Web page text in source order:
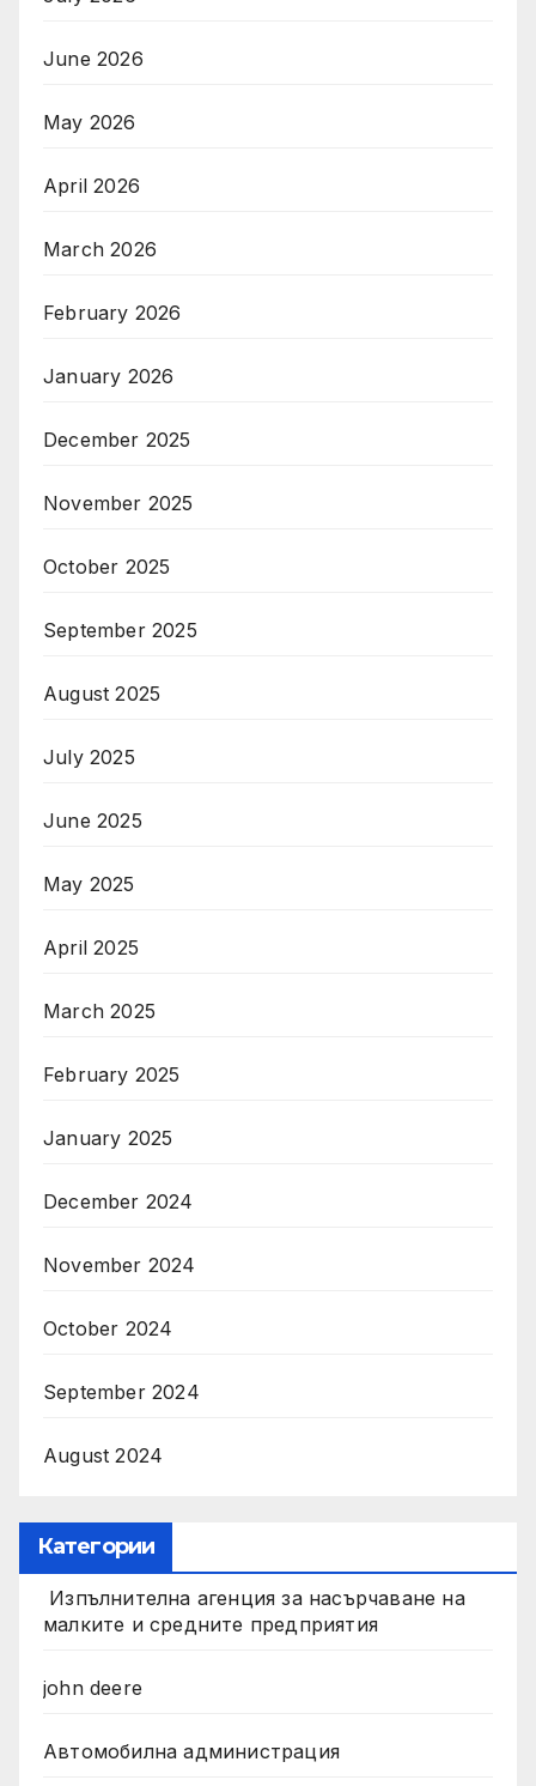
June 2026
May 2026
April 2026
March 2026
February 2026
January 2026
December 2025
November 2025
October 2025
September 2025
August 2025
July 2025
June 2025
May 2025
April 2025
March 2025
February 2025
January 2025
December 2024
November 2024
October 2024
September 2024
August 2024
Категории
Изпълнителна агенция за насърчаване на
малките и средните предприятия
john deere
Автомобилна администрация